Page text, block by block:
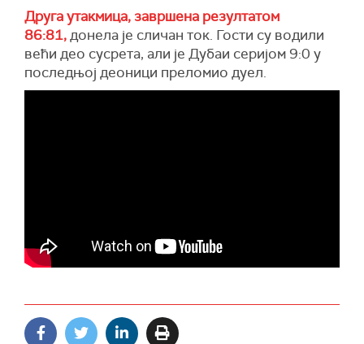
Друга утакмица, завршена резултатом
86:81,донела је сличан ток. Гости су водили
већи део сусрета, али је Дубаи серијом 9:0 у
последњој деоници преломио дуел.